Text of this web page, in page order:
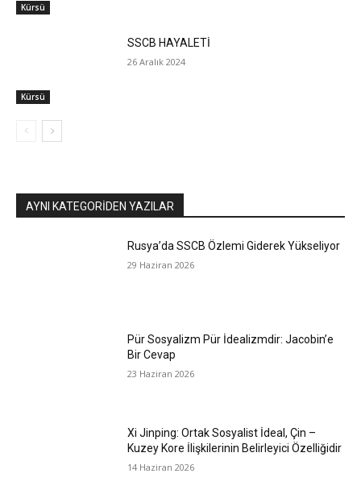
Kürsü
Kürsü
SSCB HAYALETİ
26 Aralık 2024
AYNI KATEGORIDEN YAZILAR
Rusya’da SSCB Özlemi Giderek Yükseliyor
29 Haziran 2026
Pür Sosyalizm Pür İdealizmdir: Jacobin’e
Bir Cevap
23 Haziran 2026
Xi Jinping: Ortak Sosyalist İdeal, Çin –
Kuzey Kore İlişkilerinin Belirleyici Özelliğidir
14 Haziran 2026